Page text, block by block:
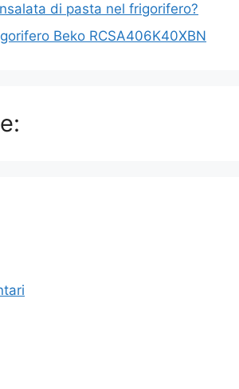
di pasta nel frigorifero?
Beko RCSA406K40XBN